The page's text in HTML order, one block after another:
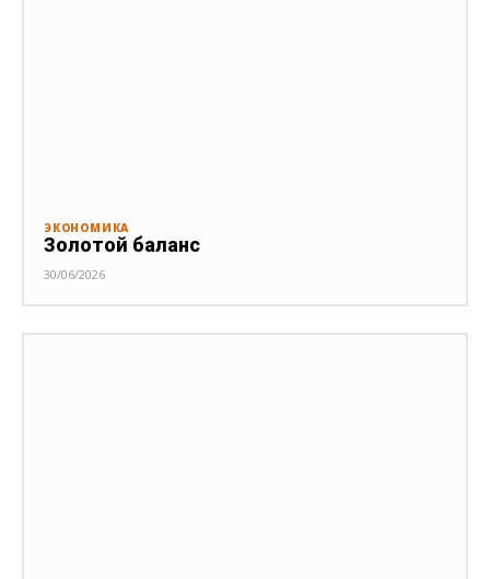
ЭКОНОМИКА
Золотой баланс
30/06/2026